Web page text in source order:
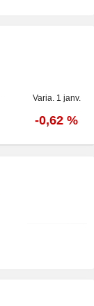
Varia. 1 janv.
-0,62 %